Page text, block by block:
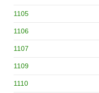
1105
1106
1107
1109
1110